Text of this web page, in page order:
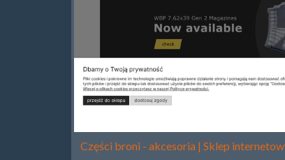
Części broni - akcesoria | Sklep